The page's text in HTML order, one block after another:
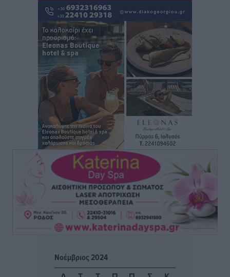
“πτήση” τους
πριν 7 ώρες
Άρης Αρχαγγέλου: Στο πλευρό του άτυχου Ιάκωβου
Αθλητικά• πριν 7 ώρες
Φοίβος: Η μεγάλη επιστροφή του Μπρένο Σαλβατιέρα
πριν 7 ώρες
Κλεάνθης: Έτοιμες οι κάρτες διαρκείας της νέας
σεζόν
Αθλητικά πριν 7 ώρες
Ατρόμητος Διμυλιάς: Ο Μαργαρίτης και μία
αδιαπραγμάτευτη φιλοσοφία
Αθλητικά• πριν 7 ώρες
Παπαεμμανουήλ
πριν 9 ώρες
Νοέμβριος 2024